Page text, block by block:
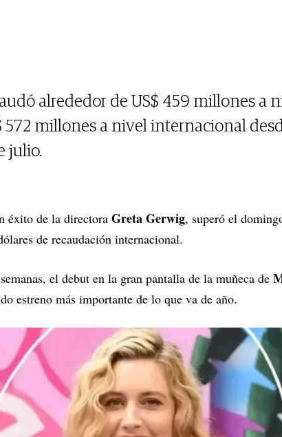
alrededor de US$ 459 millones a
572 millones a nivel internacional
julio.
éxito de la directora Greta Gerwig, superó el
de recaudación internacional.
el debut en la gran pantalla de la muñeca de
estreno más importante de lo que va de año.